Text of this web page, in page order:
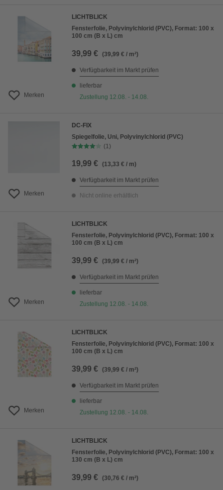
Merken
LICHTBLICK
Fensterfolie, Polyvinylchlorid (PVC), Format: 100 x
100 cm (B x L) cm
39,99 € (39,99 € / m²)
Verfügbarkeit im Markt prüfen
lieferbar
Zustellung 12.08. - 14.08.
Merken
DC-FIX
Spiegelfolie, Uni, Polyvinylchlorid (PVC)
(1)
19,99 € (13,33 € / m)
Verfügbarkeit im Markt prüfen
Nicht online erhältlich
Merken
LICHTBLICK
Fensterfolie, Polyvinylchlorid (PVC), Format: 100 x
100 cm (B x L) cm
39,99 € (39,99 € / m²)
Verfügbarkeit im Markt prüfen
lieferbar
Zustellung 12.08. - 14.08.
Merken
LICHTBLICK
Fensterfolie, Polyvinylchlorid (PVC), Format: 100 x
100 cm (B x L) cm
39,99 € (39,99 € / m²)
Verfügbarkeit im Markt prüfen
lieferbar
Zustellung 12.08. - 14.08.
LICHTBLICK
Fensterfolie, Polyvinylchlorid (PVC), Format: 100 x
130 cm (B x L) cm
39,99 € (30,76 € / m²)